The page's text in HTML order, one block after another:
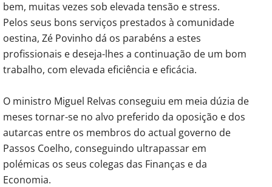
bem, muitas vezes sob elevada tensão e stress.
Pelos seus bons serviços prestados à comunidade
oestina, Zé Povinho dá os parabéns a estes
profissionais e deseja-lhes a continuação de um bom
trabalho, com elevada eficiência e eficácia.
O ministro Miguel Relvas conseguiu em meia dúzia de
meses tornar-se no alvo preferido da oposição e dos
autarcas entre os membros do actual governo de
Passos Coelho, conseguindo ultrapassar em
polémicas os seus colegas das Finanças e da
Economia.